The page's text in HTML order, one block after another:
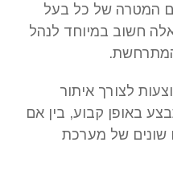
המטרה של כל בעל
חשוב במיוחד לנהל
לצורך איתור
באופן קבוע, בין אם
שונים של מערכת